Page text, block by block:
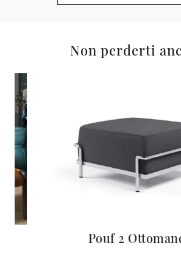
Non perderti
Pouf 2